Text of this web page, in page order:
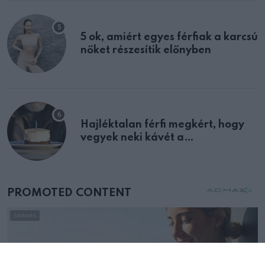
5 ok, amiért egyes férfiak a karcsú
nőket részesítik előnyben
Hajléktalan férfi megkért, hogy
vegyek neki kávét a